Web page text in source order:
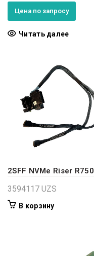
Цена по запросу
Читать далее
2SFF NVMe Riser R750
3594117 UZS
В корзину